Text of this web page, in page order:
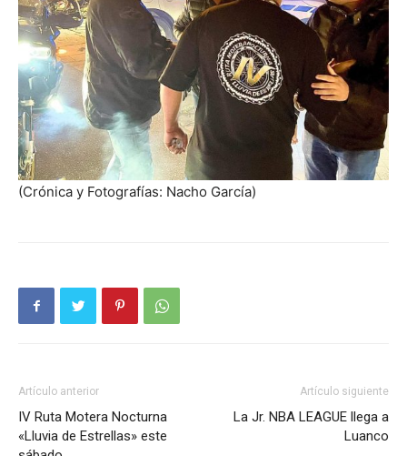
(Crónica y Fotografías: Nacho García)
Artículo anterior
IV Ruta Motera Nocturna
«Lluvia de Estrellas» este
Artículo siguiente
La Jr. NBA LEAGUE llega a
Luanco